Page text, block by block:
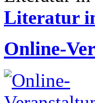
Literatur
Online-